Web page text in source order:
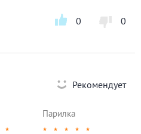
0 0
Рекомендует
★
Парилка
★ ★ ★ ★ ★